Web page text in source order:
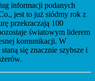
informacji podanych
jest to już siódmy rok z
przekraczają 100
światowym liderem
komunikacji. W
się znacznie szybsze i